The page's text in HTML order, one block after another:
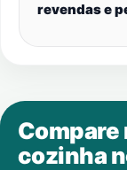
revendas e
Compare
cozinha